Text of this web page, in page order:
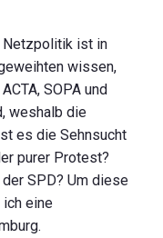
Netzpolitik ist in
wissen,
SOPA und
weshalb die
es die Sehnsucht
purer Protest?
SPD? Um diese
ich eine